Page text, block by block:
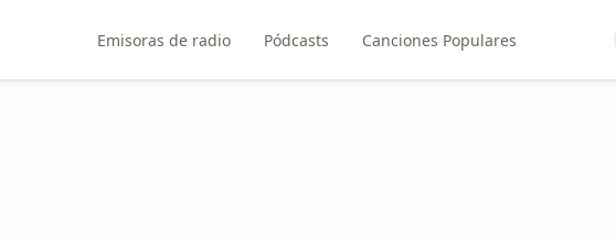
Emisoras de radio Pódcasts Canciones Populares